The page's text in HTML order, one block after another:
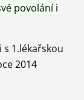
povolání i
s 1.lékařskou
2014